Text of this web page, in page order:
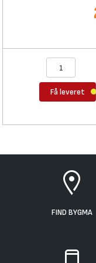
Få leveret
FIND BYGMA